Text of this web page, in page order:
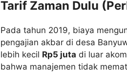
Tarif Zaman Dulu
Pada tahun 2019, biaya
pengajian akbar di desa
lebih kecil Rp5 juta di luar
bahwa manajemen tidak